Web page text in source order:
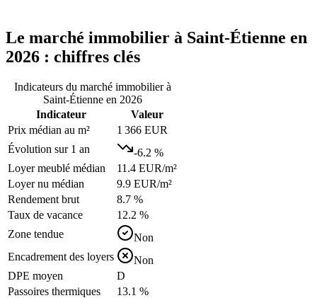
Le marché immobilier à Saint-Étienne en
2026 : chiffres clés
Indicateurs du marché immobilier à
Saint-Étienneen 2026
Indicateur
Valeur
Prix médian au m²
1 366 EUR
Évolution sur 1 an
-6.2 %
Loyer meublé médian
11.4 EUR/m²
Loyer nu médian
9.9 EUR/m²
Rendement brut
8.7 %
Taux de vacance
12.2 %
Zone tendue
Non
Encadrement des loyers
Non
DPE moyen
D
Passoires thermiques
13.1 %